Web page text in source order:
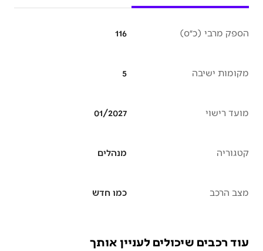
הספק מרבי (כ״ס)
מקומות ישיבה
מועד רישוי 01/2027
קטגוריה מנהלים
מצב הרכב כמו חדש
עוד רכבים שיכולים לעניין אותך